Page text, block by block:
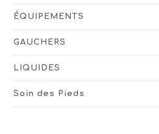
ÉQUIPEMENTS
GAUCHERS
LIQUIDES
Soin des Pieds